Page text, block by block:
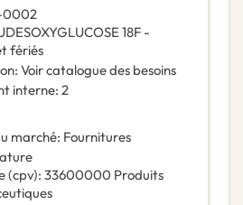
0002
18F -
fériés
: Voir catalogue des besoins
interne: 2
marché: Fournitures
(cpv): 33600000 Produits